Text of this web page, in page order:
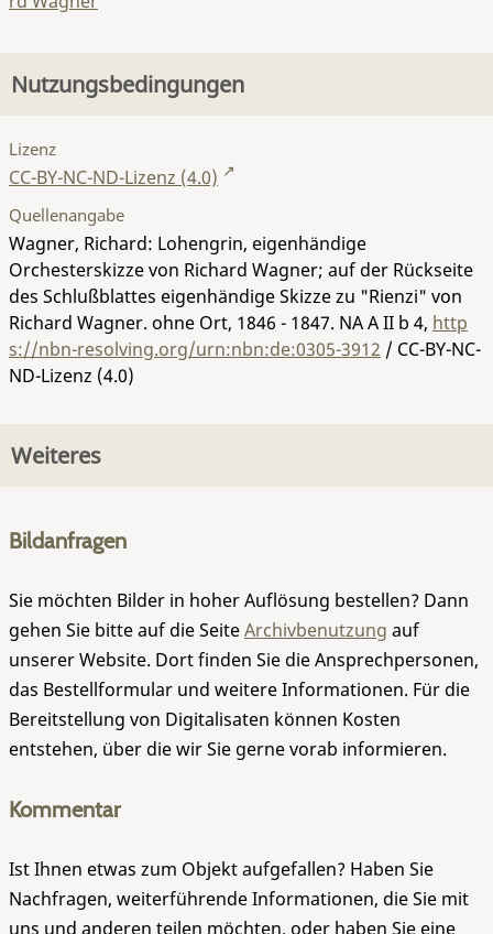
Nutzungsbedingungen
Lizenz
CC-BY-NC-ND-Lizenz (4.0)
Quellenangabe
Wagner, Richard: Lohengrin, eigenhändige
Orchesterskizze von Richard Wagner; auf der Rückseite
des Schlußblattes eigenhändige Skizze zu "Rienzi" von
Richard Wagner. ohne Ort, 1846 - 1847. NA A II b 4, http
s://nbn-resolving.org/urn:nbn:de:0305-3912 / CC-BY-NC-
ND-Lizenz (4.0)
Weiteres
Bildanfragen
Sie möchten Bilder in hoher Auflösung bestellen? Dann
gehen Sie bitte auf die SeiteArchivbenutzung auf
unserer Website. Dort finden Sie die Ansprechpersonen,
das Bestellformular und weitere Informationen. Für die
Bereitstellung von Digitalisaten können Kosten
entstehen, über die wir Sie gerne vorab informieren.
Kommentar
Ist Ihnen etwas zum Objekt aufgefallen? Haben Sie
Nachfragen, weiterführende Informationen, die Sie mit
uns und anderen teilen möchten, oder haben Sie eine